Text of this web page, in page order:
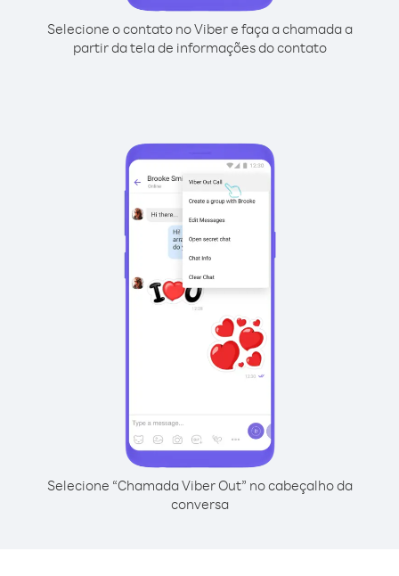
Selecione o contato no Viber e faça a chamada a
partir da tela de informações do contato
Selecione “Chamada Viber Out” no cabeçalho da
conversa